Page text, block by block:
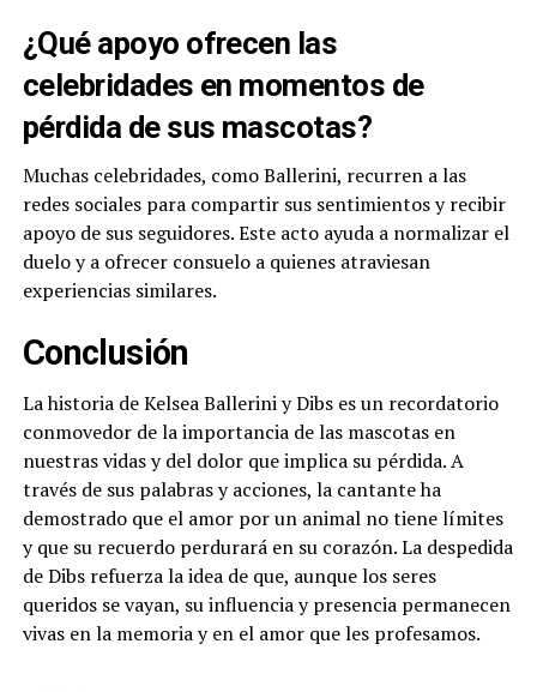
¿Qué apoyo ofrecen las
celebridades en momentos de
pérdida de sus mascotas?
Muchas celebridades, como Ballerini, recurren a las
redes sociales para compartir sus sentimientos y recibir
apoyo de sus seguidores. Este acto ayuda a normalizar el
duelo y a ofrecer consuelo a quienes atraviesan
experiencias similares.
Conclusión
La historia de Kelsea Ballerini y Dibs es un recordatorio
conmovedor de la importancia de las mascotas en
nuestras vidas y del dolor que implica su pérdida. A
través de sus palabras y acciones, la cantante ha
demostrado que el amor por un animal no tiene límites
y que su recuerdo perdurará en su corazón. La despedida
de Dibs refuerza la idea de que, aunque los seres
queridos se vayan, su influencia y presencia permanecen
vivas en la memoria y en el amor que les profesamos.